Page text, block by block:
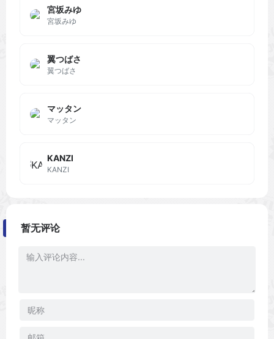
宮坂みゆ
宮坂みゆ
翼つばさ
翼つばさ
マッタン
マッタン
KANZI
KANZI
暂无评论